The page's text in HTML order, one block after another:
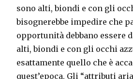
sono alti, biondi e con gli
bisognerebbe impedire che
opportunità debbano essere
alti, biondi e con gli occhi
esattamente quello che è
quest’epoca. Gli “attributi